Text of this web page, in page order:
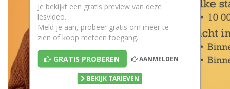
Je bekijkt een gratis preview van deze
lesvideo.
Meld je aan, probeer gratis om meer te
zien of koop meteen toegang.
GRATIS PROBEREN AANMELDEN
BEKIJK TARIEVEN